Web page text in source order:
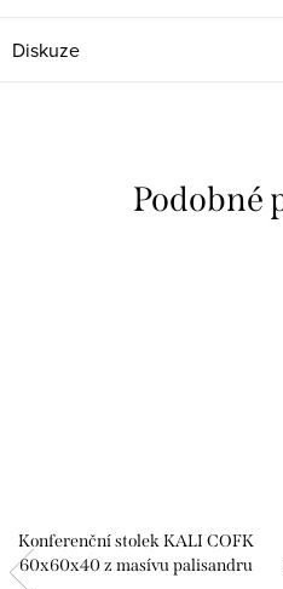
Diskuze
Konferenční stolek KALI COFK
60x60x40 z masívu palisandru